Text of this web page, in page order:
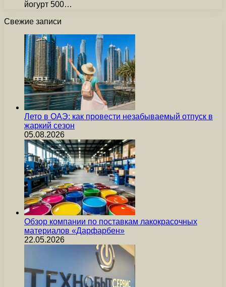
йогурт 500…
Свежие записи
Лето в ОАЭ: как провести незабываемый отпуск в
жаркий сезон
05.08.2026
Обзор компании по поставкам лакокрасочных
материалов «Дарфарбен»
22.05.2026